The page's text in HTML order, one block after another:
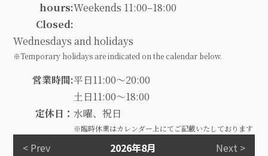
hours:Weekends 11:00–18:00
Closed:
Wednesdays and holidays
※Temporary holidays are indicated on the calendar below.
営業時間:平日11:00～20:00
土日11:00～18:00
定休日：水曜、祝日
※臨時休業はカレンダー上にてご記載いたしております
< Prev 2026年8月
Next >